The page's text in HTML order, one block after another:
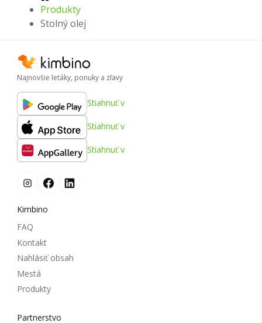
Produkty
Stolný olej
Najnovšie letáky, ponuky a zľavy
Stiahnuť v
Stiahnuť v
Stiahnuť v
Kimbino
FAQ
Kontakt
Nahlásiť obsah
Mestá
Produkty
Partnerstvo